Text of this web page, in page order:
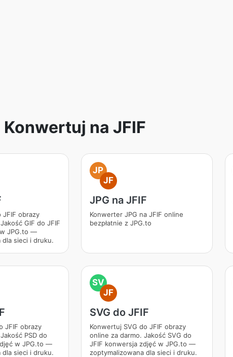
Konwertuj na JFIF
JFIF obrazy
GIF do JFIF
JPG.to —
dla sieci i druku.
JP
JF
JPG na JFIF
Konwerter JPG na JFIF online
bezpłatnie z JPG.to
JFIF obrazy
PSD do
w JPG.to —
dla sieci i druku.
SV
JF
SVG do JFIF
Konwertuj SVG do JFIF obrazy
online za darmo. Jakość SVG do
JFIF konwersja zdjęć w JPG.to —
zoptymalizowana dla sieci i druku.